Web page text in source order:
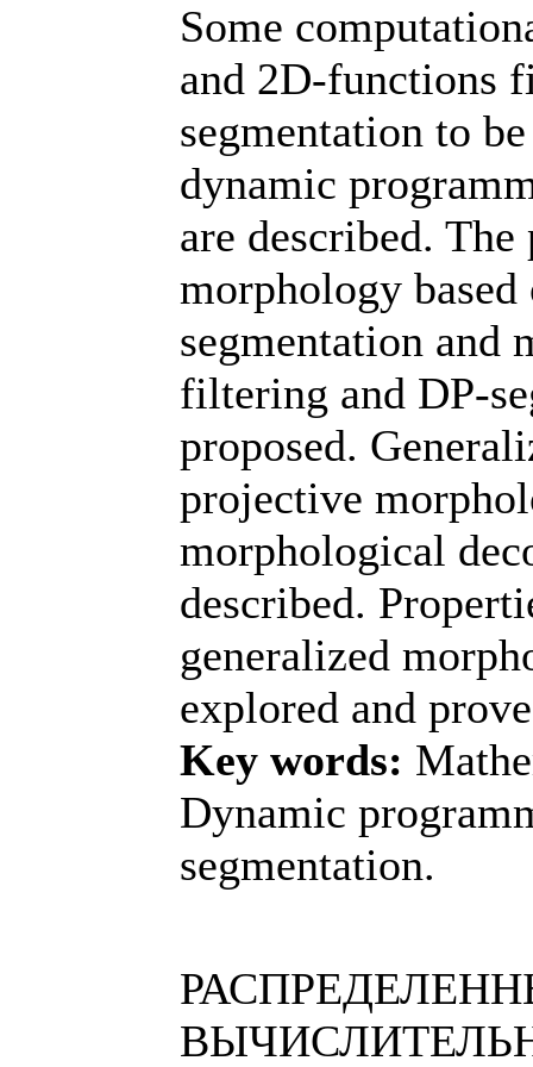
Some
and 2D-functions
segmentation to
dynamic
are described.
morphology based
segmentation and
filtering and DP-
proposed.
projective
morphological
described.
generalized
explored and
Key words:
Dynamic
segmentation.